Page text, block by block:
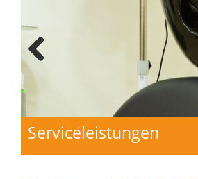
Previo
Serviceleistungen